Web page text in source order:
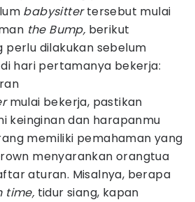
babysittertersebut mulai
the Bump, berikut
perlu dilakukan sebelum
hari pertamanya bekerja:
mulai bekerja, pastikan
keinginan dan harapanmu
memiliki pemahaman yang
menyarankan orangtua
aturan. Misalnya, berapa
time, tidur siang, kapan